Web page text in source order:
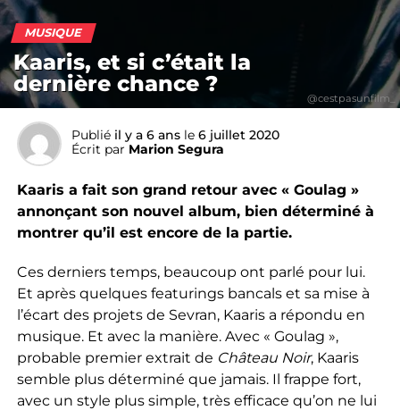
MUSIQUE
Kaaris, et si c’était la
dernière chance ?
@cestpasunfilm_
Publié il y a 6 ans le 6 juillet 2020
Écrit par Marion Segura
Kaaris a fait son grand retour avec « Goulag »
annonçant son nouvel album, bien déterminé à
montrer qu’il est encore de la partie.
Ces derniers temps, beaucoup ont parlé pour lui.
Et après quelques featurings bancals et sa mise à
l’écart des projets de Sevran, Kaaris a répondu en
musique. Et avec la manière. Avec « Goulag »,
probable premier extrait de Château Noir, Kaaris
semble plus déterminé que jamais. Il frappe fort,
avec un style plus simple, très efficace qu’on ne lui